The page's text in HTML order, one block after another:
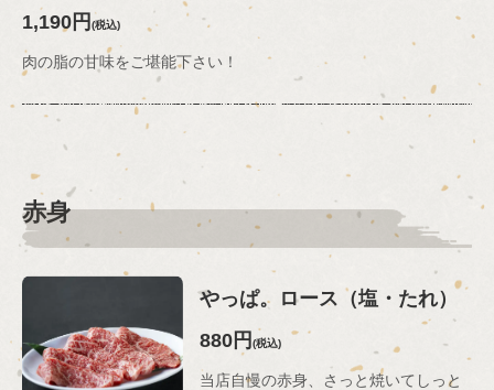
1,190円 (税込)
肉の脂の甘味をご堪能下さい！
赤身
やっぱ。ロース（塩・たれ）
880円(税込)
当店自慢の赤身、さっと焼いてしっと